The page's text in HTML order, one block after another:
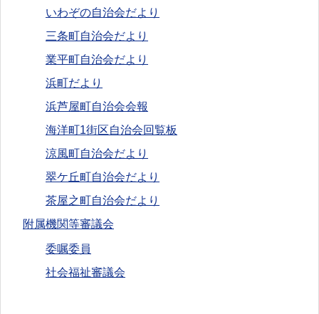
いわぞの自治会だより
三条町自治会だより
業平町自治会だより
浜町だより
浜芦屋町自治会会報
海洋町1街区自治会回覧板
涼風町自治会だより
翠ケ丘町自治会だより
茶屋之町自治会だより
附属機関等審議会
委嘱委員
社会福祉審議会